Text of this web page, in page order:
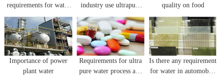
requirements for water
quality in flower
seedling cultivation?
industry use ultrapure
water equipment?
quality on food
Importance of power
plant water
Requirements for ultra
pure water process and
Is there any requirement
for water in automobile